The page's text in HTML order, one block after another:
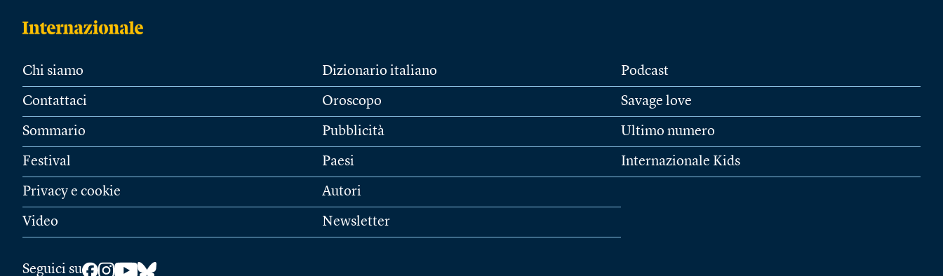
Chi siamo
Contattaci
Sommario
Festival
Privacy e cookie
Video
Dizionario italiano
Oroscopo
Pubblicità
Paesi
Autori
Newsletter
Podcast
Savage love
Ultimo numero
Internazionale Kids
Seguici su